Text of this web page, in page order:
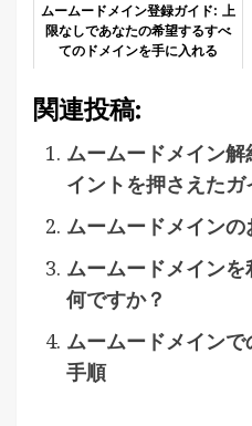
ムームードメイン登録ガイド: 上
限なしであなたの希望するすべ
てのドメインを手に入れる
関連投稿:
ムームードメイン
イントを押さえたガ
ムームードメインの
ムームードメイン
何ですか？
ムームードメイン
手順